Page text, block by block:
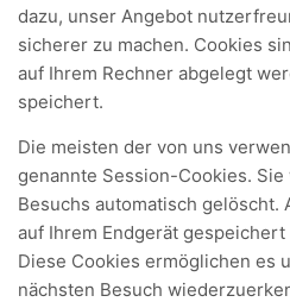
dazu, unser Angebot
sicherer zu machen. Cookies
auf Ihrem Rechner abgelegt
speichert.
Die meisten der von uns
genannte Session-Cookies.
Besuchs automatisch gelöscht.
auf Ihrem Endgerät
Diese Cookies ermöglichen es
nächsten Besuch